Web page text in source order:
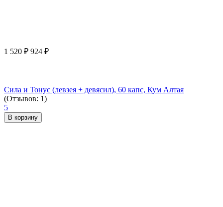
1 520 ₽ 924 ₽
Сила и Тонус (левзея + девясил), 60 капс, Кум Алтая
(Отзывов: 1)
5
В корзину